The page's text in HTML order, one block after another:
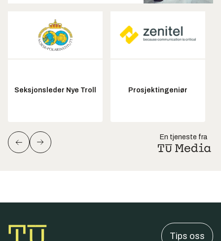
Seksjonsleder Nye Troll Prosjektingeniør
En tjeneste fra
Tips oss